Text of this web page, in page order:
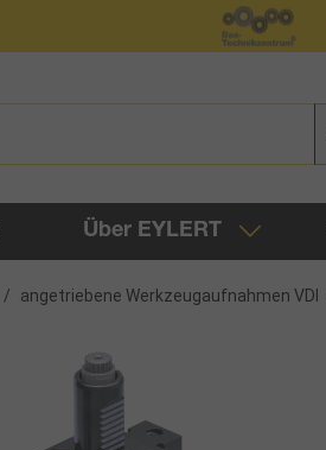
Über EYLERT
/ angetriebene Werkzeugaufnahmen VDI